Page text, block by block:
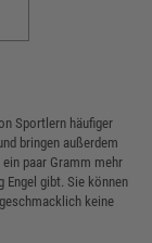
Sportlern häufiger
bringen außerdem
paar Gramm mehr
Engel gibt. Sie können
keine